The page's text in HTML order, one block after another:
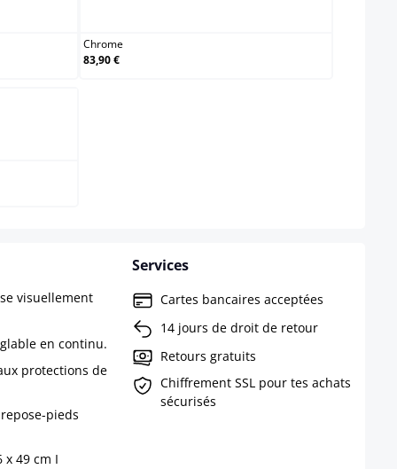
Chrome
83,90 €
visuellement
en continu.
protections de
pieds
x 49 cm I
Services
Cartes bancaires acceptées
14 jours de droit de retour
Retours gratuits
Chiffrement SSL pour tes achats
sécurisés